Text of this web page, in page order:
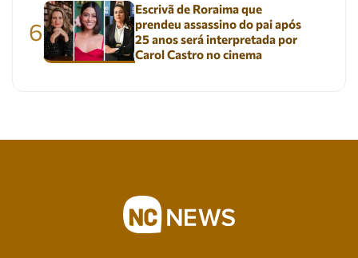
6
Escrivã de Roraima que
prendeu assassino do pai após
25 anos será interpretada por
Carol Castro no cinema